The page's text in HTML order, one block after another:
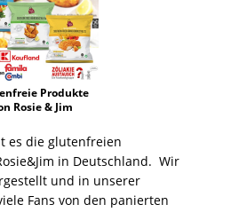
Produkte
Rosie & Jim
es die glutenfreien
in Deutschland. Wir
und in unserer
Fans von den panierten